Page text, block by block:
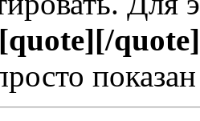
[quote][/quote]